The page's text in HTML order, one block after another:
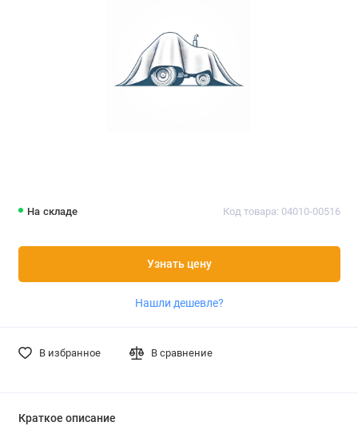
На складе Код товара: 04010-00516
Узнать цену
Нашли дешевле?
В избранное В сравнение
Краткое описание